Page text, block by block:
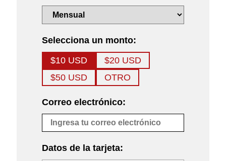
Selecciona un monto:
$10 USD
$20 USD
$50 USD
OTRO
Correo electrónico:
Datos de la tarjeta: